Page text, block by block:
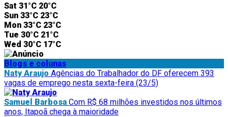
Sat 31°C 20°C
Sun 33°C 23°C
Mon 33°C 23°C
Tue 30°C 21°C
Wed 30°C 17°C
Blogs e colunas
Naty Araujo Agências do Trabalhador do DF oferecem 393
vagas de emprego nesta sexta-feira (23/5)
Samuel Barbosa Com R$ 68 milhões investidos nos últimos
anos, Itapoã chega à maioridade